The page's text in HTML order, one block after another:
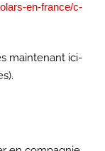
en-france/c-
maintenant ici-